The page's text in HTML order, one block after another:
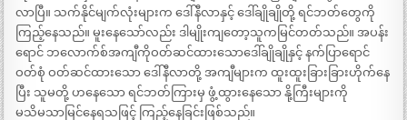
လာပြီ။ သက်နိုင်မျက်လုံးများက ဒေါ်နီလာနှင့် ဒေါ်ချိုချိုတို့ ရင်ဘတ်တွေကို
ကြည့်နေသည်။ မူးနေသော်လည်း ဒါမျိုးကျတော့သူကမြင်တတ်သည်။ အပန်း
ရောင် ဘလောက်စ်အကျီကိုဝတ်ဆင်ထားသောဒေါ်ချိုချိုနှင့် နက်ပြာရောင်
ဝတ်စုံ ဝတ်ဆင်ထားသော ဒေါ်နီလာတို့ အကျီများက ထူးထူးခြားခြားဟိုက်နေ
ပြီး သူမတို့ ဟနေသော ရင်ဘတ်ကြားမှ ဖွံ့ထွားနေသော နို့ကြီးများကို
မသိမသာမြင်နေရသဖြင့် ကြည့်နေခြင်းဖြစ်သည်။